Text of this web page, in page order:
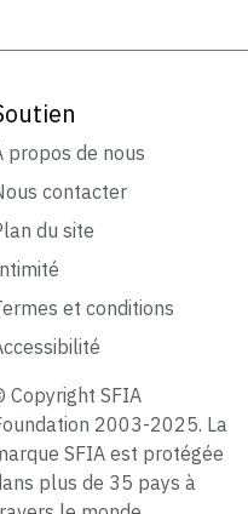
propos de nous
contacter
du site
et conditions
Copyright SFIA
2003-2025. La
SFIA est protégée
plus de 35 pays à